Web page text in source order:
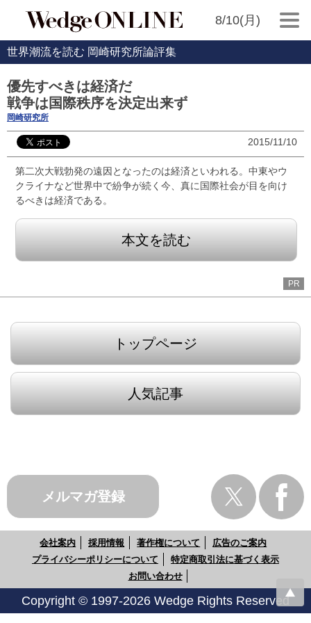
8/10(月)
世界潮流を読む 岡崎研究所論評集
優先すべきは経済だ
戦争は国際秩序を決定出来ず
岡崎研究所
2015/11/10
第二次大戦勃発の遠因となったのは経済といわれる。中東やウ
クライナなど世界中で紛争が続く今、真に国際社会が目を向け
るべきは経済である。
本文を読む
PR
トップページ
人気記事
メルマガ登録
会社案内 採用情報 著作権について
広告のご案内
プライバシーポリシーについて
特定商取引法に基づく表示
お問い合わせ
Copyright © 1997-2026 Wedge Rights Reserved